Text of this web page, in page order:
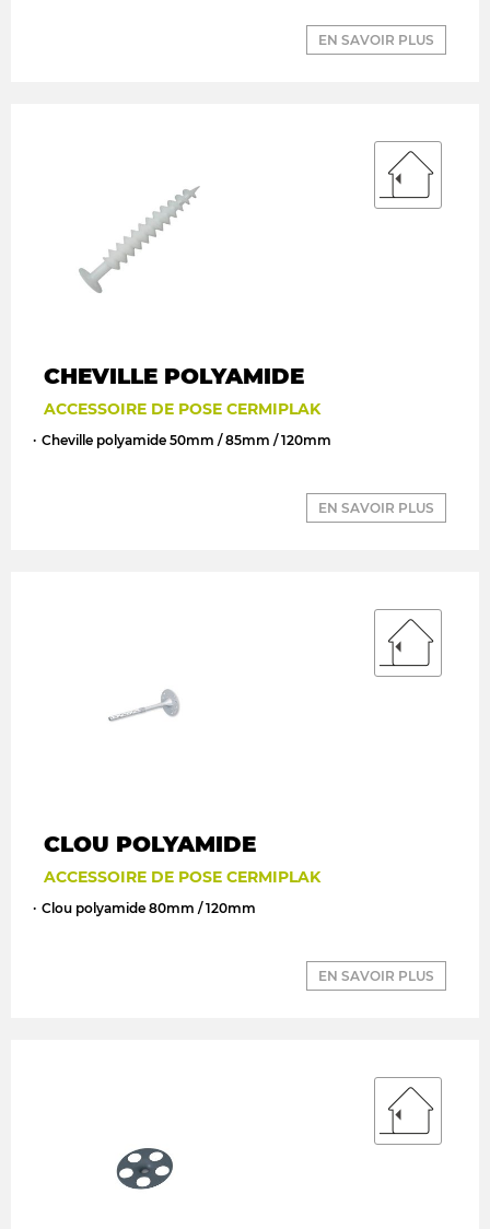
EN SAVOIR PLUS
CHEVILLE POLYAMIDE
ACCESSOIRE DE POSE CERMIPLAK
Cheville polyamide 50mm / 85mm / 120mm
EN SAVOIR PLUS
CLOU POLYAMIDE
ACCESSOIRE DE POSE CERMIPLAK
Clou polyamide 80mm / 120mm
EN SAVOIR PLUS